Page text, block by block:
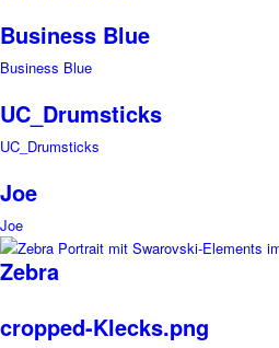
Business Blue
Business Blue
UC_Drumsticks
UC_Drumsticks
Joe
Joe
Zebra
cropped-Klecks.png